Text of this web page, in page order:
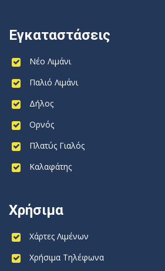
Εγκαταστάσεις
Νέο Λιμάνι
Παλιό Λιμάνι
Δήλος
Ορνός
Πλατύς Γιαλός
Καλαφάτης
Χρήσιμα
Χάρτες Λιμένων
Χρήσιμα Τηλέφωνα